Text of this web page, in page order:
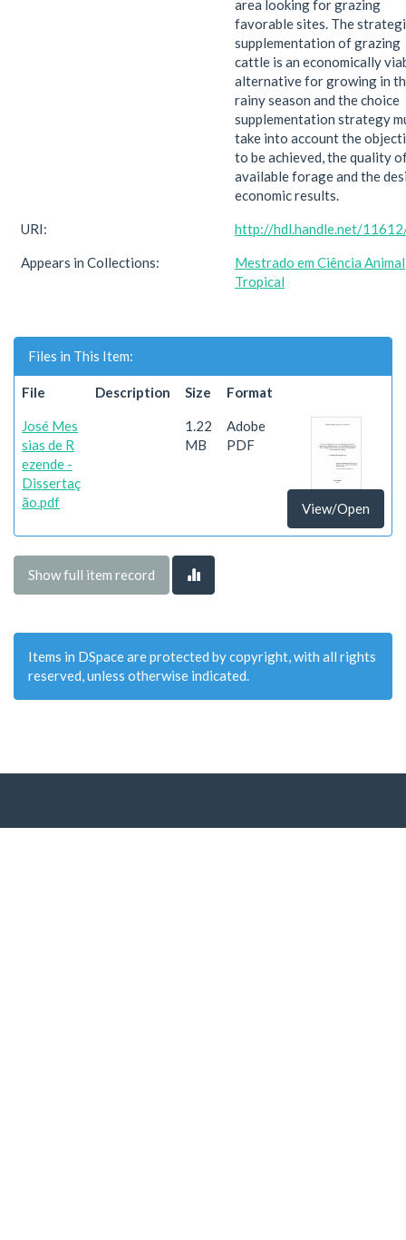
area looking for grazing
favorable sites. The
supplementation of grazing
cattle is an economically
alternative for growing in
rainy season and the choice
supplementation strategy
take into account the
to be achieved, the quality
available forage and the
economic results.
URI: http://hdl.handle.net/
Appears in Collections:
Mestrado em Ciência Animal
Tropical
Files in This Item:
File Description Size Format
José Mes
sias de R
ezende -
Dissertaç
ão.pdf
1.22
MB
Adobe
PDF
View/Open
Show full item record
Items in DSpace are protected by copyright, with all rights
reserved, unless otherwise indicated.